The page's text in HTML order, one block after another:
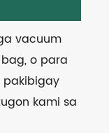
vacuum
o para
pakibigay
kami sa